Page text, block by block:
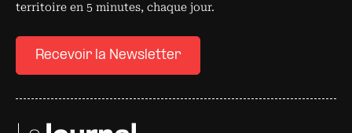
territoire en 5 minutes, chaque jour.
Recevoir la Newsletter